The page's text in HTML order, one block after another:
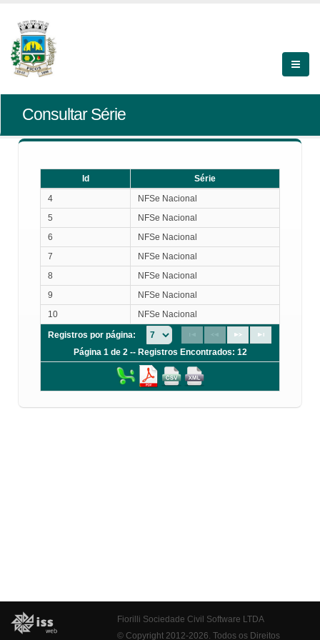
Consultar Série
Id
Série
Série
4
NFSe Nacional
5
NFSe Nacional
6
NFSe Nacional
7
NFSe Nacional
8
NFSe Nacional
9
NFSe Nacional
10
NFSe Nacional
Registros por página:
Página 1 de 2 -- Registros Encontrados: 12
Fiorilli Sociedade Civil Software LTDA
© Copyright 2012-2026. Todos os Direitos